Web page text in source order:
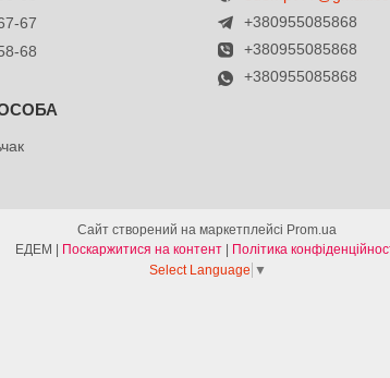
67
68
+380955085868
+380955085868
+380955085868
Сайт створений на маркетплейсі Prom.ua
Поскаржитися на контент
Політика
Select Language ▼